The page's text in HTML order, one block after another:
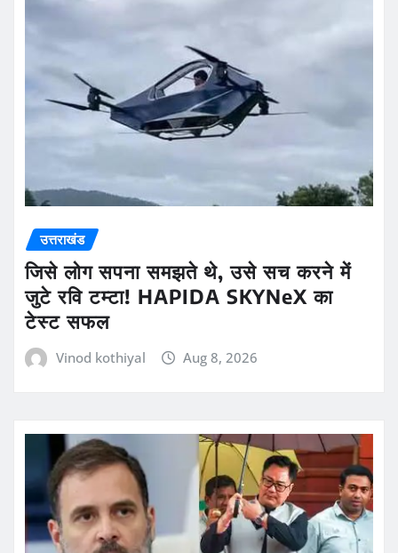
उत्तराखंड
जिसे लोग सपना समझते थे, उसे सच करने में
जुटे रवि टम्टा! HAPIDA SKYNeX का
टेस्ट सफल
Vinod kothiyal Aug 8, 2026